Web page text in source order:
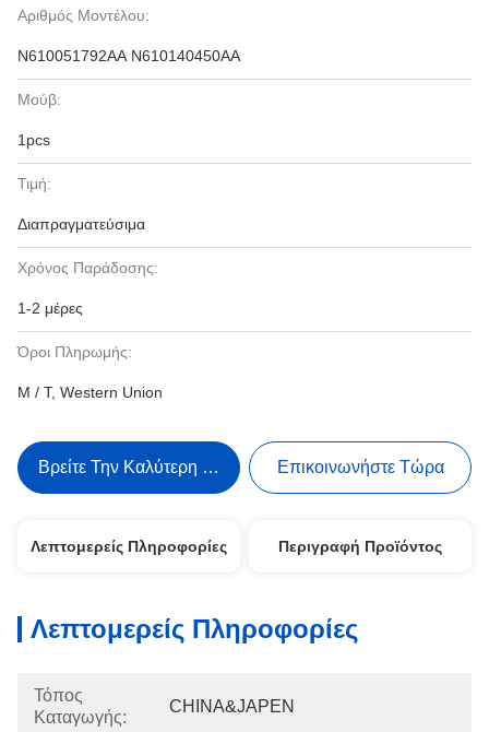
Αριθμός Μοντέλου:
N610051792AA N610140450AA
Μούβ:
1pcs
Τιμή:
Διαπραγματεύσιμα
Χρόνος Παράδοσης:
1-2 μέρες
Όροι Πληρωμής:
Μ / Τ, Western Union
Βρείτε Την Καλύτερη Τιμή Επικοινωνήστε Τώρα
Λεπτομερείς Πληροφορίες Περιγραφή Προϊόντος
Λεπτομερείς Πληροφορίες
Τόπος
Καταγωγής:
CHINA&JAPEN